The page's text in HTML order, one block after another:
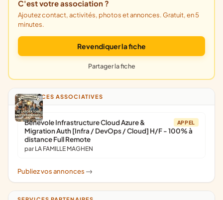
C'est votre association ?
Ajoutez contact, activités, photos et annonces. Gratuit, en 5
minutes.
Revendiquer la fiche
Partager la fiche
ANNONCES ASSOCIATIVES
APPEL
Bénévole Infrastructure Cloud Azure &
Migration Auth [Infra / DevOps / Cloud] H/F - 100% à
distance Full Remote
par LA FAMILLE MAGHEN
Publiez vos annonces ->